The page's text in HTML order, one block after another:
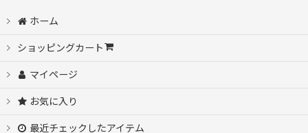
ホーム
ショッピングカート
マイページ
お気に入り
最近チェックしたアイテム